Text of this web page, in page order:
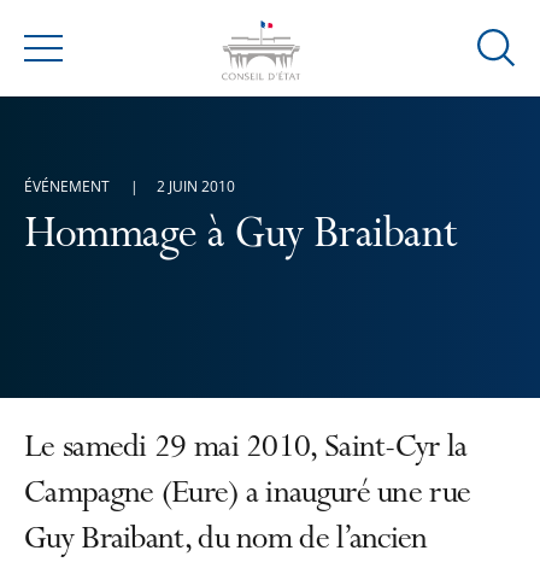
Menu
Ouvrir
Hommage à Guy Braibant
ÉVÉNEMENT 2 JUIN 2010
Le samedi 29 mai 2010, Saint-Cyr la
Campagne (Eure) a inauguré une rue
Guy Braibant, du nom de l’ancien